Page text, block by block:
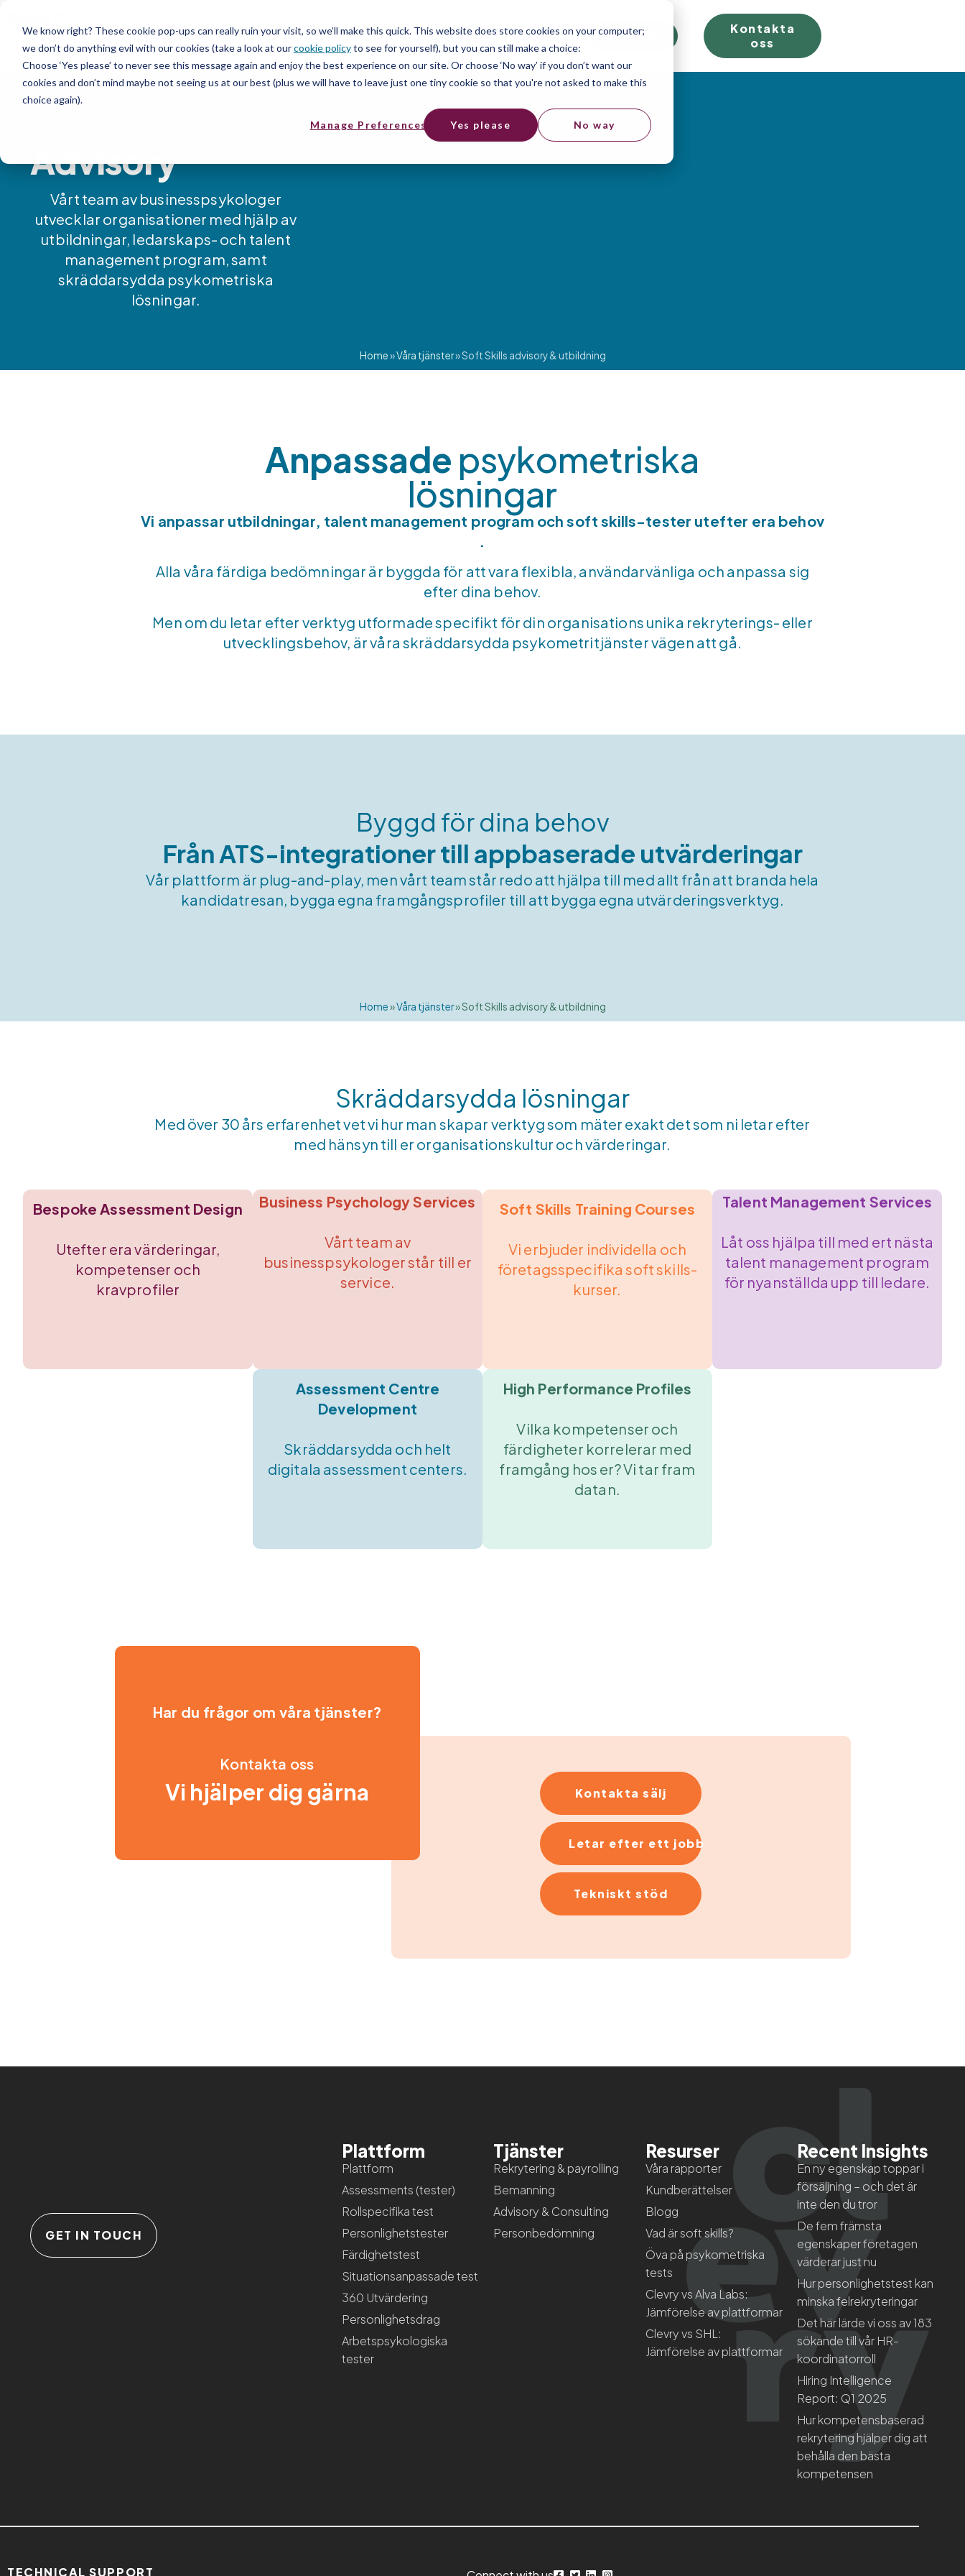
We know right? These cookie pop-ups can really ruin your visit, so we’ll make this quick. This website does store cookies on your computer;
we don’t do anything evil with our cookies (take a look at ourcookie policyto see for yourself), but you can still make a choice:
Choose ‘Yes please’ to never see this message again and enjoy the best experience on our site. Or choose ‘No way’ if you don’t want our
cookies and don’t mind maybe not seeing us at our best (plus we will have to leave just one tiny cookie so that you're not asked to make this
choice again).
Manage Preferences Yes please No way
Resurser
Free trial
Kontakta
oss
Advisory
Vårt team av businesspsykologer
utvecklar organisationer med hjälp av
utbildningar, ledarskaps- och talent
management program, samt
skräddarsydda psykometriska
lösningar.
Home»Våra tjänster»Soft Skills advisory & utbildning
Anpassade psykometriska
lösningar
Vi anpassar utbildningar, talent management program och soft skills-tester utefter era behov
.
Alla våra färdiga bedömningar är byggda för att vara flexibla, användarvänliga och anpassa sig
efter dina behov.
Men om du letar efter verktyg utformade specifikt för din organisations unika rekryterings- eller
utvecklingsbehov, är våra skräddarsydda psykometritjänster vägen att gå.
Byggd för dina behov
Från ATS-integrationer till appbaserade utvärderingar
Vår plattform är plug-and-play, men vårt team står redo att hjälpa till med allt från att branda hela
kandidatresan, bygga egna framgångsprofiler till att bygga egna utvärderingsverktyg.
Home»Våra tjänster»Soft Skills advisory & utbildning
Skräddarsydda lösningar
Med över 30 års erfarenhet vet vi hur man skapar verktyg som mäter exakt det som ni letar efter
med hänsyn till er organisationskultur och värderingar.
Bespoke Assessment Design
Utefter era värderingar,
kompetenser och
kravprofiler
Business Psychology Services
Vårt team av
businesspsykologer står till er
service.
Soft Skills Training Courses
Vi erbjuder individella och
företagsspecifika soft skills-
kurser.
Talent Management Services
Låt oss hjälpa till med ert nästa
talent management program
för nyanställda upp till ledare.
Assessment Centre
Development
Skräddarsydda och helt
digitala assessment centers.
High Performance Profiles
Vilka kompetenser och
färdigheter korrelerar med
framgång hos er? Vi tar fram
datan.
Har du frågor om våra tjänster?
Kontakta oss
Vi hjälper dig gärna Kontakta sälj
Letar efter ett jobb
Tekniskt stöd
GET IN TOUCH
Plattform
Plattform
Assessments (tester)
Rollspecifika test
Personlighetstester
Färdighetstest
Situationsanpassade test
360 Utvärdering
Personlighetsdrag
Arbetspsykologiska
tester
Tjänster
Rekrytering & payrolling
Bemanning
Advisory & Consulting
Personbedömning
Resurser
Våra rapporter
Kundberättelser
Blogg
Vad är soft skills?
Öva på psykometriska
tests
Clevry vs Alva Labs:
Jämförelse av plattformar
Clevry vs SHL:
Jämförelse av plattformar
Recent Insights
En ny egenskap toppar i
försäljning – och det är
inte den du tror
De fem främsta
egenskaper företagen
värderar just nu
Hur personlighetstest kan
minska felrekryteringar
Det här lärde vi oss av 183
sökande till vår HR-
koordinatorroll
Hiring Intelligence
Report: Q1 2025
Hur kompetensbaserad
rekrytering hjälper dig att
behålla den bästa
kompetensen
TECHNICAL SUPPORT